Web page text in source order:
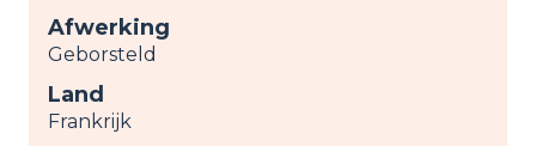
Afwerking
Geborsteld
Land
Frankrijk